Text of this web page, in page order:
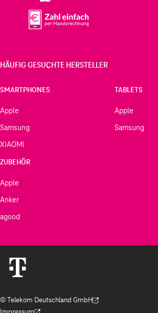
HÄUFIG GESUCHTE HERSTELLER
SMARTPHONES
Apple
Samsung
XIAOMI
TABLETS
Apple
Samsung
ZUBEHÖR
Apple
Anker
agood
© Telekom Deutschland GmbH
(Der Link wird in einem neuen Tab geöffnet)